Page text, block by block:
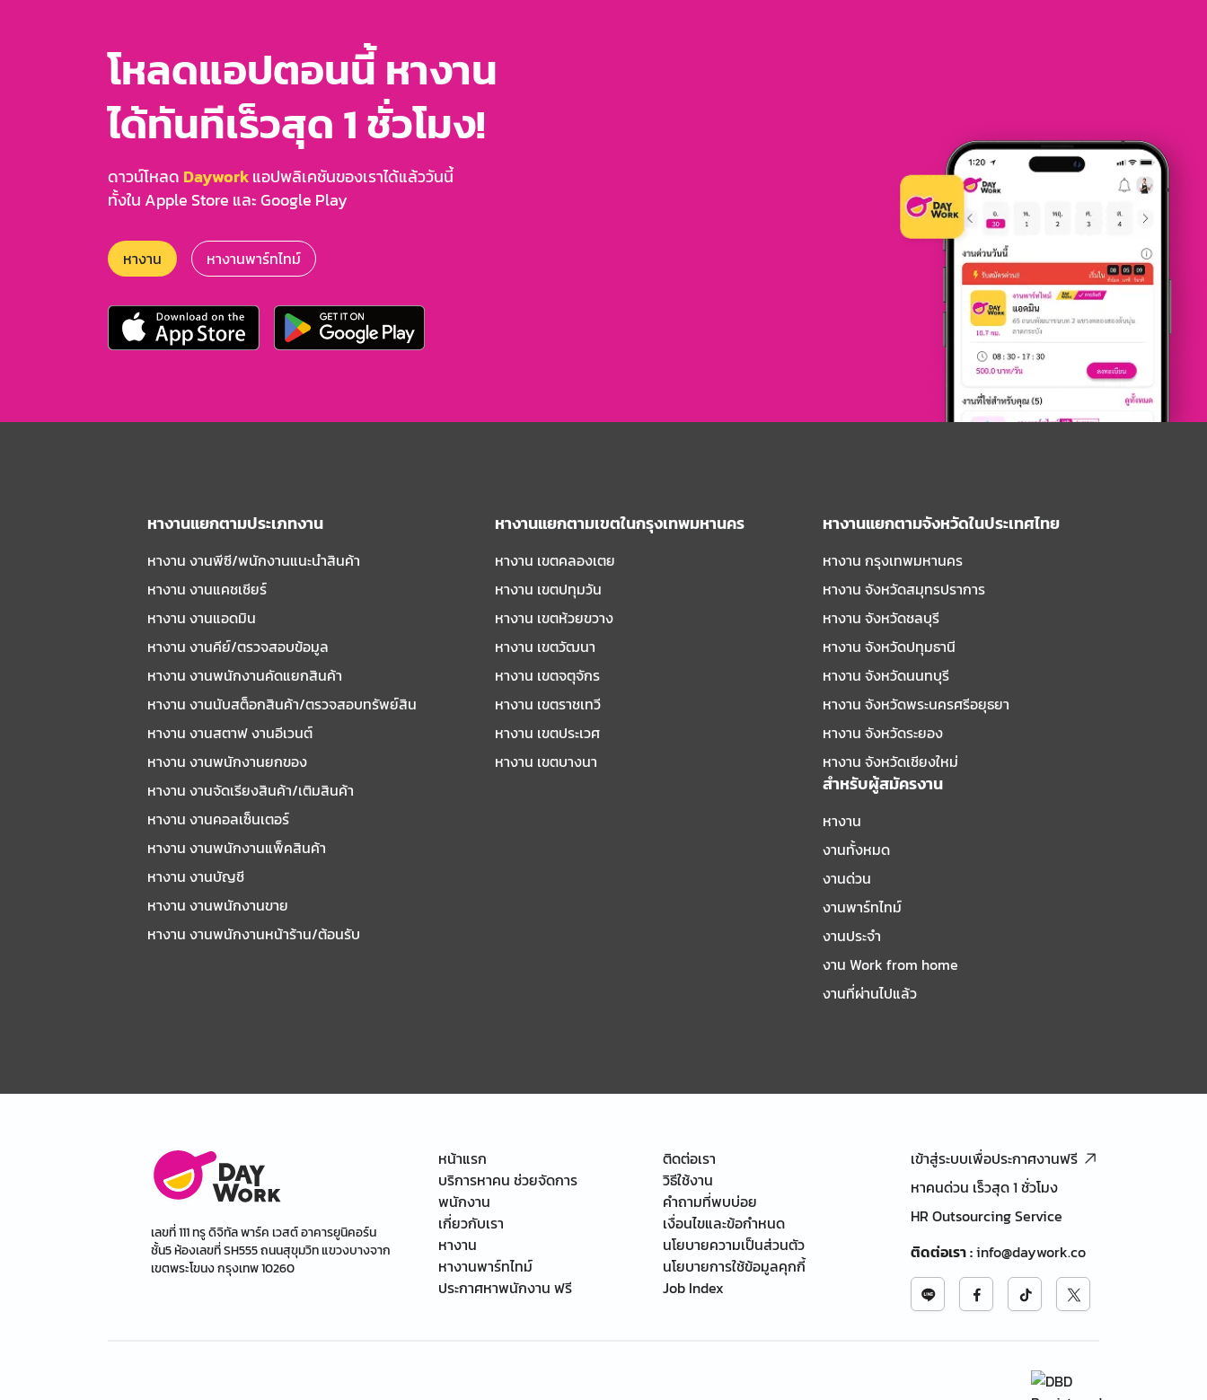
โหลดแอปตอนนี้ หางาน
ได้ทันทีเร็วสุด 1 ชั่วโมง!
ดาวน์โหลด Dayworkแอปพลิเคชันของเราได้แล้ววันนี้
ทั้งใน Apple Store และ Google Play
หางาน หางานพาร์ทไทม์
หางานแยกตามประเภทงาน
หางาน งานพีซี/พนักงานแนะนําสินค้า
หางาน งานแคชเชียร์
หางาน งานแอดมิน
หางาน งานคีย์/ตรวจสอบข้อมูล
หางาน งานพนักงานคัดแยกสินค้า
หางาน งานนับสต็อกสินค้า/ตรวจสอบทรัพย์สิน
หางาน งานสตาฟ งานอีเวนต์
หางาน งานพนักงานยกของ
หางาน งานจัดเรียงสินค้า/เติมสินค้า
หางาน งานคอลเซ็นเตอร์
หางาน งานพนักงานแพ็คสินค้า
หางาน งานบัญชี
หางาน งานพนักงานขาย
หางาน งานพนักงานหน้าร้าน/ต้อนรับ
หางานแยกตามเขตในกรุงเทพมหานคร
หางาน เขตคลองเตย
หางาน เขตปทุมวัน
หางาน เขตห้วยขวาง
หางาน เขตวัฒนา
หางาน เขตจตุจักร
หางาน เขตราชเทวี
หางาน เขตประเวศ
หางาน เขตบางนา
หางานแยกตามจังหวัดในประเทศไทย
หางาน กรุงเทพมหานคร
หางาน จังหวัดสมุทรปราการ
หางาน จังหวัดชลบุรี
หางาน จังหวัดปทุมธานี
หางาน จังหวัดนนทบุรี
หางาน จังหวัดพระนครศรีอยุธยา
หางาน จังหวัดระยอง
หางาน จังหวัดเชียงใหม่
สำหรับผู้สมัครงาน
หางาน
งานทั้งหมด
งานด่วน
งานพาร์ทไทม์
งานประจำ
งาน Work from home
งานที่ผ่านไปแล้ว
เลขที่ 111 ทรู ดิจิทัล พาร์ค เวสต์ อาคารยูนิคอร์น
ชั้น5 ห้องเลขที่ SH555 ถนนสุขุมวิท แขวงบางจาก
เขตพระโขนง กรุงเทพ 10260
หน้าแรก
บริการหาคน ช่วยจัดการ
พนักงาน
เกี่ยวกับเรา
หางาน
หางานพาร์ทไทม์
ประกาศหาพนักงาน ฟรี
ติดต่อเรา
วิธีใช้งาน
คำถามที่พบบ่อย
เงื่อนไขและข้อกำหนด
นโยบายความเป็นส่วนตัว
นโยบายการใช้ข้อมูลคุกกี้
Job Index
เข้าสู่ระบบเพื่อประกาศงานฟรี
หาคนด่วน เร็วสุด 1 ชั่วโมง
HR Outsourcing Service
ติดต่อเรา:info@daywork.co